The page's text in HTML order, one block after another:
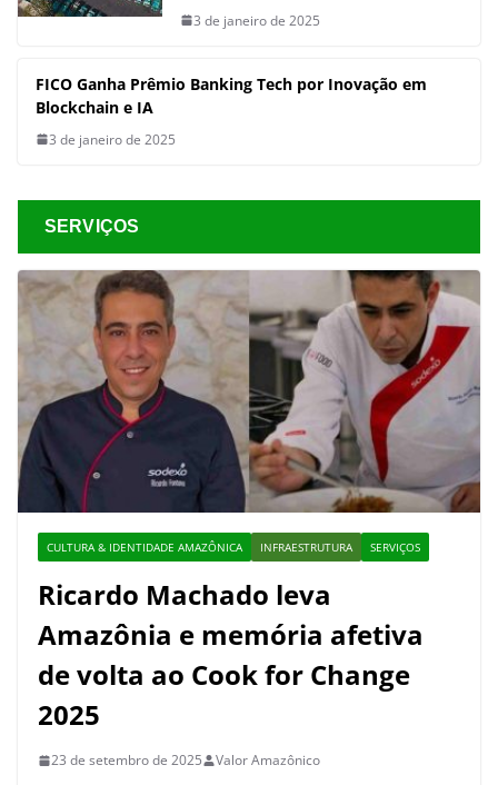
3 de janeiro de 2025
FICO Ganha Prêmio Banking Tech por Inovação em
Blockchain e IA
3 de janeiro de 2025
SERVIÇOS
CULTURA & IDENTIDADE AMAZÔNICA INFRAESTRUTURA SERVIÇOS
Ricardo Machado leva
Amazônia e memória afetiva
de volta ao Cook for Change
2025
23 de setembro de 2025 Valor Amazônico